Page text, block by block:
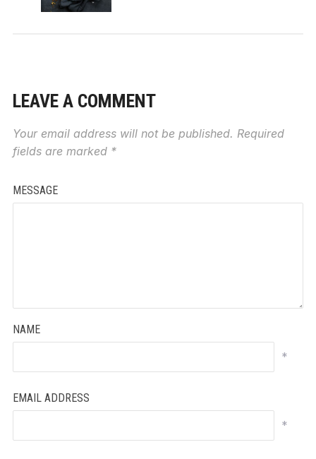
LEAVE A COMMENT
Your email address will not be published. Required
fields are marked *
MESSAGE
NAME
*
EMAIL ADDRESS
*